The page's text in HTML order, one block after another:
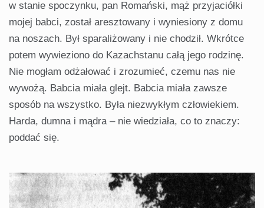
w stanie spoczynku, pan Romański, mąż przyjaciółki
mojej babci, został aresztowany i wyniesiony z domu
na noszach. Był sparaliżowany i nie chodził. Wkrótce
potem wywieziono do Kazachstanu całą jego rodzinę.
Nie mogłam odżałować i zrozumieć, czemu nas nie
wywożą. Babcia miała glejt. Babcia miała zawsze
sposób na wszystko. Była niezwykłym człowiekiem.
Harda, dumna i mądra – nie wiedziała, co to znaczy:
poddać się.